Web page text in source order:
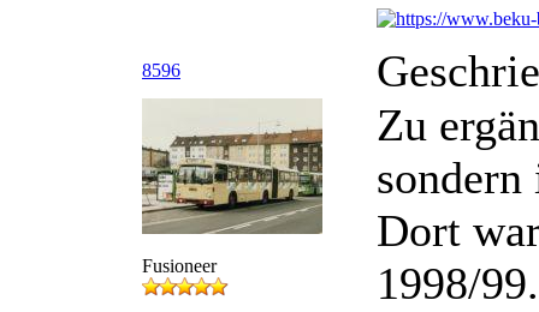
8596
Fusioneer
Zu
Dort
1998/99.